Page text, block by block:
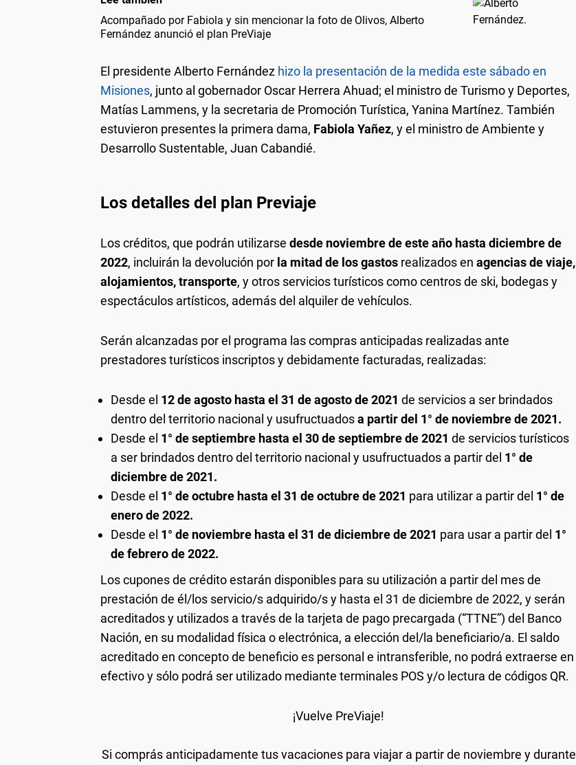
Acompañado por Fabiola y sin mencionar la foto de Olivos, Alberto
Fernández anunció el plan PreViaje
El presidente Alberto Fernández hizo la presentación de la medida este sábado en
Misiones, junto al gobernador Oscar Herrera Ahuad; el ministro de Turismo y Deportes,
Matías Lammens, y la secretaria de Promoción Turística, Yanina Martínez. También
estuvieron presentes la primera dama, Fabiola Yañez, y el ministro de Ambiente y
Desarrollo Sustentable, Juan Cabandié.
Los detalles del plan Previaje
Los créditos, que podrán utilizarse desde noviembre de este año hasta diciembre de
2022, incluirán la devolución por la mitad de los gastos realizados en agencias de viaje,
alojamientos, transporte, y otros servicios turísticos como centros de ski, bodegas y
espectáculos artísticos, además del alquiler de vehículos.
Serán alcanzadas por el programa las compras anticipadas realizadas ante
prestadores turísticos inscriptos y debidamente facturadas, realizadas:
Desde el 12 de agosto hasta el 31 de agosto de 2021 de servicios a ser brindados
dentro del territorio nacional y usufructuadosa partir del 1° de noviembre de 2021.
Desde el 1° de septiembre hasta el 30 de septiembre de 2021 de servicios turísticos
a ser brindados dentro del territorio nacional y usufructuados a partir del 1° de
diciembre de 2021.
Desde el 1° de octubre hasta el 31 de octubre de 2021 para utilizar a partir del 1° de
enero de 2022.
Desde el 1° de noviembre hasta el 31 de diciembre de 2021 para usar a partir del 1°
de febrero de 2022.
Los cupones de crédito estarán disponibles para su utilización a partir del mes de
prestación de él/los servicio/s adquirido/s y hasta el 31 de diciembre de 2022, y serán
acreditados y utilizados a través de la tarjeta de pago precargada (“TTNE”) del Banco
Nación, en su modalidad física o electrónica, a elección del/la beneficiario/a. El saldo
acreditado en concepto de beneficio es personal e intransferible, no podrá extraerse en
efectivo y sólo podrá ser utilizado mediante terminales POS y/o lectura de códigos QR.
¡Vuelve PreViaje!
Si comprás anticipadamente tus vacaciones para viajar a partir de noviembre y durante